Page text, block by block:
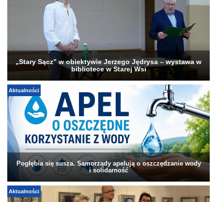
„Stary Sącz” w obiektywie Jerzego Jędrysa – wystawa w
bibliotece w Starej Wsi
Aktualności
Pogłębia się susza. Samorządy apelują o oszczędzanie wody
i solidarność
Aktualności